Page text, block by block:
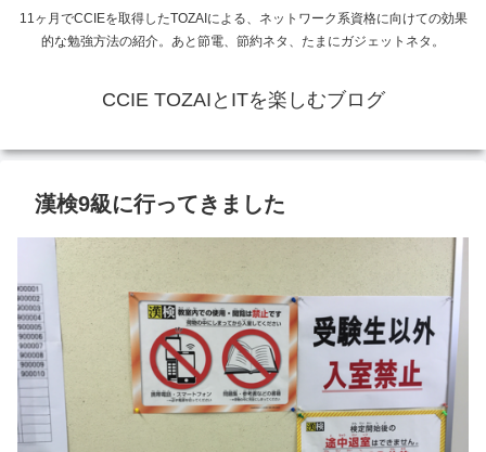
11ヶ月でCCIEを取得したTOZAIによる、ネットワーク系資格に向けての効果
的な勉強方法の紹介。あと節電、節約ネタ、たまにガジェットネタ。
CCIE TOZAIとITを楽しむブログ
漢検9級に行ってきました